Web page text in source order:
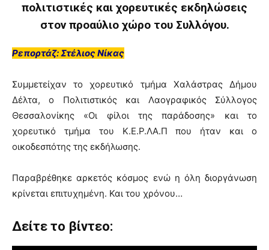
πολιτιστικές και χορευτικές εκδηλώσεις
στον προαύλιο χώρο του Συλλόγου.
Ρεπορτάζ: Στέλιος Νίκας
Συμμετείχαν το χορευτικό τμήμα Χαλάστρας Δήμου
Δέλτα, ο Πολιτιστικός και Λαογραφικός Σύλλογος
Θεσσαλονίκης «Οι φίλοι της παράδοσης» και το
χορευτικό τμήμα του Κ.Ε.Ρ.ΛΑ.Π που ήταν και ο
οικοδεσπότης της εκδήλωσης.
Παραβρέθηκε αρκετός κόσμος ενώ η όλη διοργάνωση
κρίνεται επιτυχημένη. Και του χρόνου…
Δείτε το βίντεο: